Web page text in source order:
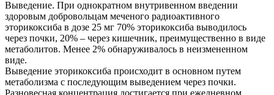
Выведение. При однократном внутривенном введении
здоровым добровольцам меченого радиоактивного
эторикоксиба в дозе 25 мг 70% эторикоксиба выводилось
через почки, 20% – через кишечник, преимущественно в виде
метаболитов. Менее 2% обнаруживалось в неизмененном
виде.
Выведение эторикоксиба происходит в основном путем
метаболизма с последующим выведением через почки.